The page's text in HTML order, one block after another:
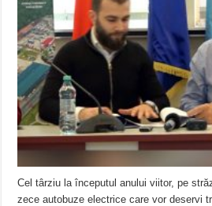
Cel târziu la începutul anului viitor, pe
zece autobuze electrice care vor deservi